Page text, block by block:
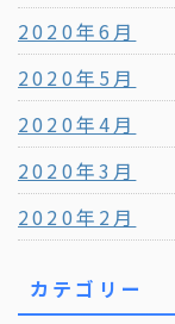
2020年6月
2020年5月
2020年4月
2020年3月
2020年2月
カテゴリー